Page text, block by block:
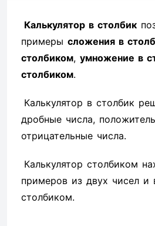
Калькулятор в столбик
примеры сложения в
столбиком, умножение в
столбиком.
Калькулятор в столбик
дробные числа,
отрицательные числа.
Калькулятор столбиком
примеров из двух чисел и
столбиком.